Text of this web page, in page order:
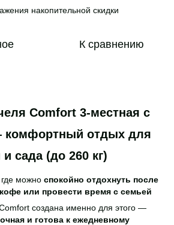
накопительной скидки
К сравнению
Comfort 3-местная с
комфортный отдых для
сада (до 260 кг)
где можно спокойно отдохнуть после
или провести время с семьей
создана именно для этого —
и готова к ежедневному